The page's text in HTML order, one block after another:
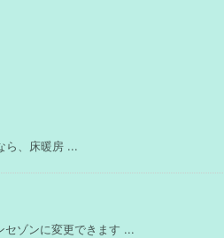
ら、床暖房 ...
セゾンに変更できます ...